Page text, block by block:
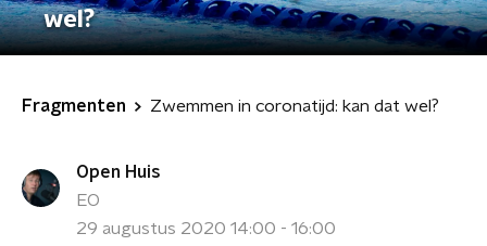
wel?
Fragmenten Zwemmen in coronatijd: kan dat wel?
Open Huis
EO
29 augustus 2020 14:00 - 16:00